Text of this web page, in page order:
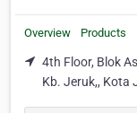
Overview Products
4th Floor, Blok
Kb. Jeruk,, Kota